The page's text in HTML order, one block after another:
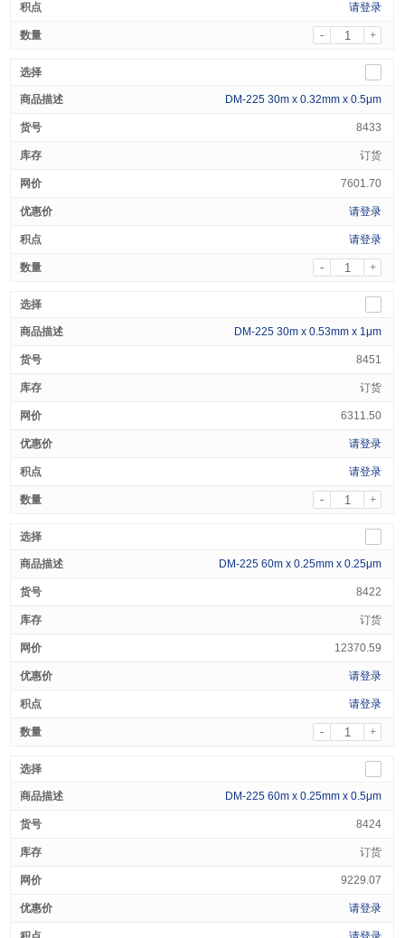
请登录
- +
DM-225 30m x 0.32mm x 0.5μm
8433
订货
7601.70
请登录
请登录
- +
DM-225 30m x 0.53mm x 1μm
8451
订货
6311.50
请登录
请登录
- +
DM-225 60m x 0.25mm x 0.25μm
8422
订货
12370.59
请登录
请登录
- +
DM-225 60m x 0.25mm x 0.5μm
8424
订货
9229.07
请登录